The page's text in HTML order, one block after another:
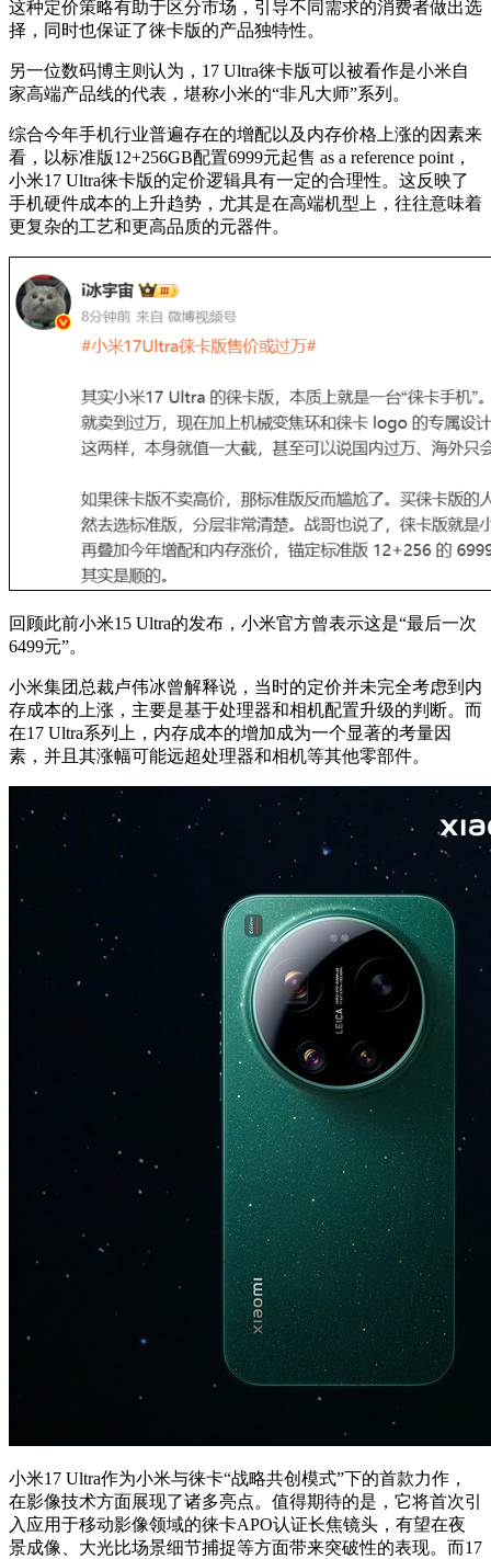
这种定价策略有助于区分市场，引导不同需求的消费者做出选
择，同时也保证了徕卡版的产品独特性。
另一位数码博主则认为，17 Ultra徕卡版可以被看作是小米自
家高端产品线的代表，堪称小米的“非凡大师”系列。
综合今年手机行业普遍存在的增配以及内存价格上涨的因素来
看，以标准版12+256GB配置6999元起售 as a reference point，
小米17 Ultra徕卡版的定价逻辑具有一定的合理性。这反映了
手机硬件成本的上升趋势，尤其是在高端机型上，往往意味着
更复杂的工艺和更高品质的元器件。
回顾此前小米15 Ultra的发布，小米官方曾表示这是“最后一次
6499元”。
小米集团总裁卢伟冰曾解释说，当时的定价并未完全考虑到内
存成本的上涨，主要是基于处理器和相机配置升级的判断。而
在17 Ultra系列上，内存成本的增加成为一个显著的考量因
素，并且其涨幅可能远超处理器和相机等其他零部件。
小米17 Ultra作为小米与徕卡“战略共创模式”下的首款力作，
在影像技术方面展现了诸多亮点。值得期待的是，它将首次引
入应用于移动影像领域的徕卡APO认证长焦镜头，有望在夜
景成像、大光比场景细节捕捉等方面带来突破性的表现。而17